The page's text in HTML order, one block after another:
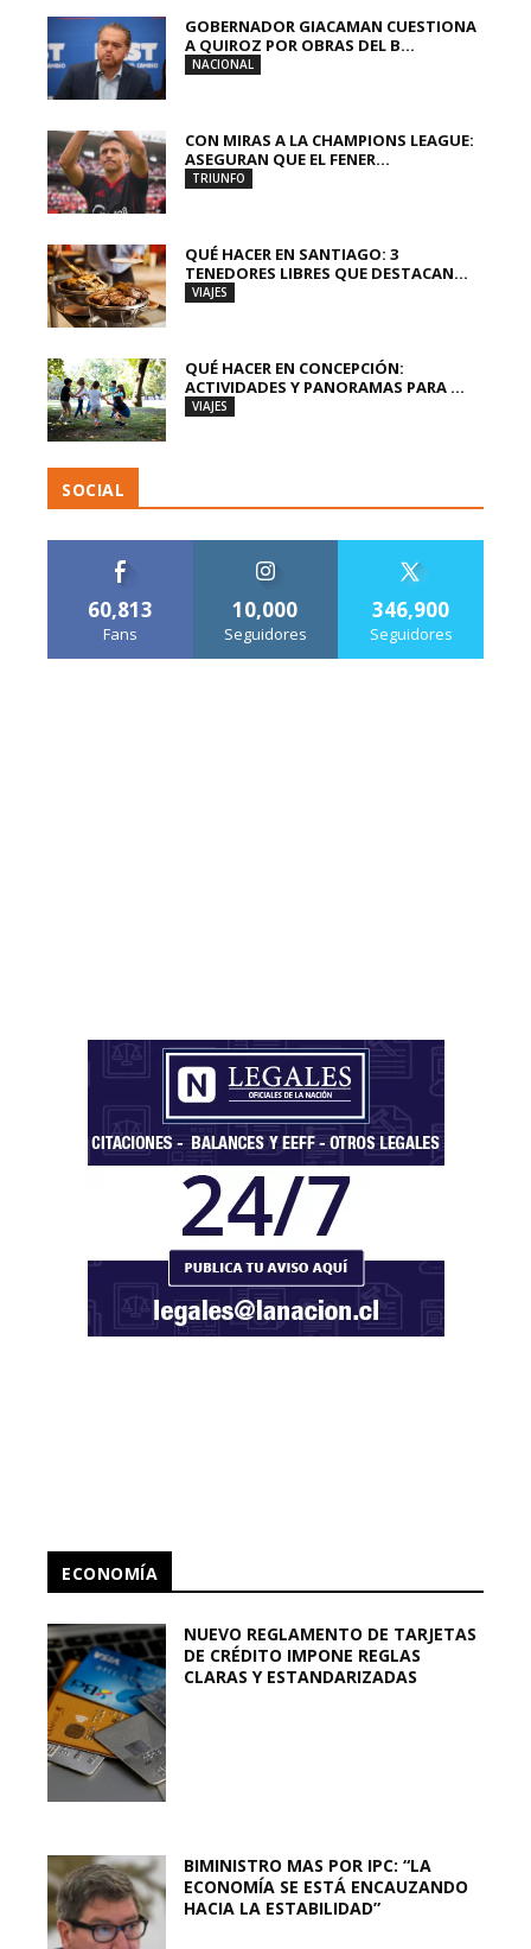
GOBERNADOR GIACAMAN CUESTIONA
A QUIROZ POR OBRAS DEL B...
NACIONAL
CON MIRAS A LA CHAMPIONS LEAGUE:
ASEGURAN QUE EL FENER...
TRIUNFO
QUÉ HACER EN SANTIAGO: 3
TENEDORES LIBRES QUE DESTACAN...
VIAJES
QUÉ HACER EN CONCEPCIÓN:
ACTIVIDADES Y PANORAMAS PARA ...
VIAJES
SOCIAL
60,813
Fans
10,000
Seguidores
346,900
Seguidores
ECONOMÍA
NUEVO REGLAMENTO DE TARJETAS
DE CRÉDITO IMPONE REGLAS
CLARAS Y ESTANDARIZADAS
BIMINISTRO MAS POR IPC: “LA
ECONOMÍA SE ESTÁ ENCAUZANDO
HACIA LA ESTABILIDAD”